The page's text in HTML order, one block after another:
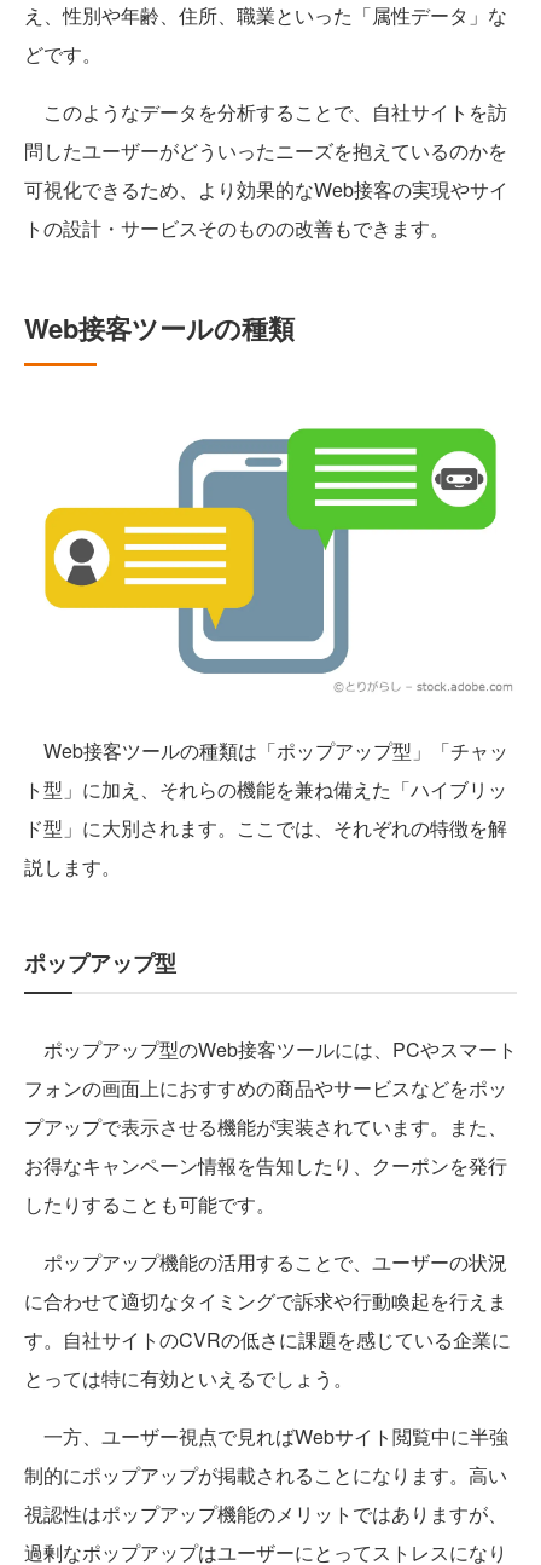
え、性別や年齢、住所、職業といった「属性データ」な
どです。
このようなデータを分析することで、自社サイトを訪
問したユーザーがどういったニーズを抱えているのかを
可視化できるため、より効果的なWeb接客の実現やサイ
トの設計・サービスそのものの改善もできます。
Web接客ツールの種類
Web接客ツールの種類は「ポップアップ型」「チャッ
ト型」に加え、それらの機能を兼ね備えた「ハイブリッ
ド型」に大別されます。ここでは、それぞれの特徴を解
説します。
ポップアップ型
ポップアップ型のWeb接客ツールには、PCやスマート
フォンの画面上におすすめの商品やサービスなどをポッ
プアップで表示させる機能が実装されています。また、
お得なキャンペーン情報を告知したり、クーポンを発行
したりすることも可能です。
ポップアップ機能の活用することで、ユーザーの状況
に合わせて適切なタイミングで訴求や行動喚起を行えま
す。自社サイトのCVRの低さに課題を感じている企業に
とっては特に有効といえるでしょう。
一方、ユーザー視点で見ればWebサイト閲覧中に半強
制的にポップアップが掲載されることになります。高い
視認性はポップアップ機能のメリットではありますが、
過剰なポップアップはユーザーにとってストレスになり